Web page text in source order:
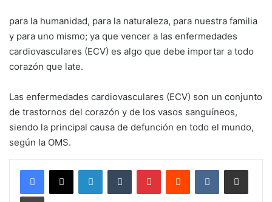
para la humanidad, para la naturaleza, para nuestra familia
y para uno mismo; ya que vencer a las enfermedades
cardiovasculares (ECV) es algo que debe importar a todo
corazón que late.
Las enfermedades cardiovasculares (ECV) son un conjunto
de trastornos del corazón y de los vasos sanguíneos,
siendo la principal causa de defunción en todo el mundo,
según la OMS.
LinkedInTumblr PinterestReddit VKontakteCompartir por
Imprimir